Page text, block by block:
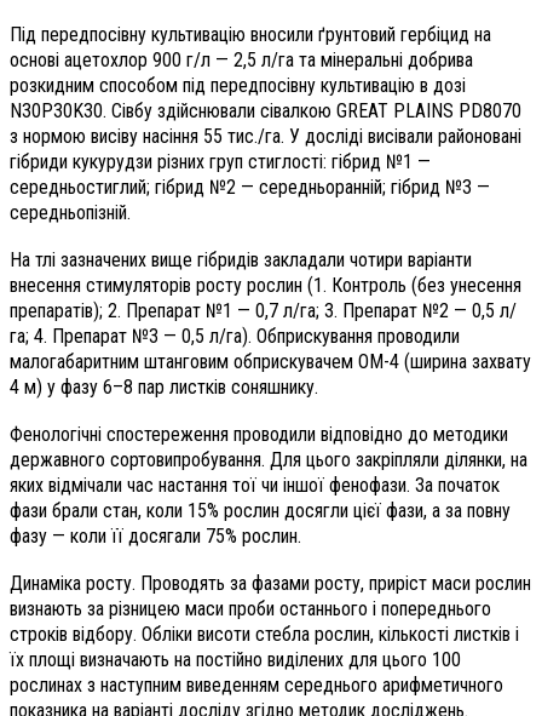
Під передпосівну культивацію вносили ґрунтовий гербіцид на
основі ацетохлор 900 г/л — 2,5 л/га та мінеральні добрива
розкидним способом під передпосівну культивацію в дозі
N30P30K30. Сівбу здійснювали сівалкою GREAT PLAINS PD8070
з нормою висіву насіння 55 тис./га. У досліді висівали районовані
гібриди кукурудзи різних груп стиглості: гібрид №1 —
середньостиглий; гібрид №2 — середньоранній; гібрид №3 —
середньопізній.
На тлі зазначених вище гібридів закладали чотири варіанти
внесення стимуляторів росту рослин (1. Контроль (без унесення
препаратів); 2. Препарат №1 — 0,7 л/га; 3. Препарат №2 — 0,5 л/
га; 4. Препарат №3 — 0,5 л/га). Обприскування проводили
малогабаритним штанговим обприскувачем ОМ-4 (ширина захвату
4 м) у фазу 6–8 пар листків соняшнику.
Фенологічні спостереження проводили відповідно до методики
державного сортовипробування. Для цього закріпляли ділянки, на
яких відмічали час настання тої чи іншої фенофази. За початок
фази брали стан, коли 15% рослин досягли цієї фази, а за повну
фазу — коли її досягали 75% рослин.
Динаміка росту. Проводять за фазами росту, приріст маси рослин
визнають за різницею маси проби останнього і попереднього
строків відбору. Обліки висоти стебла рослин, кількості листків і
їх площі визначають на постійно виділених для цього 100
рослинах з наступним виведенням середнього арифметичного
показника на варіанті досліду згідно методик досліджень.